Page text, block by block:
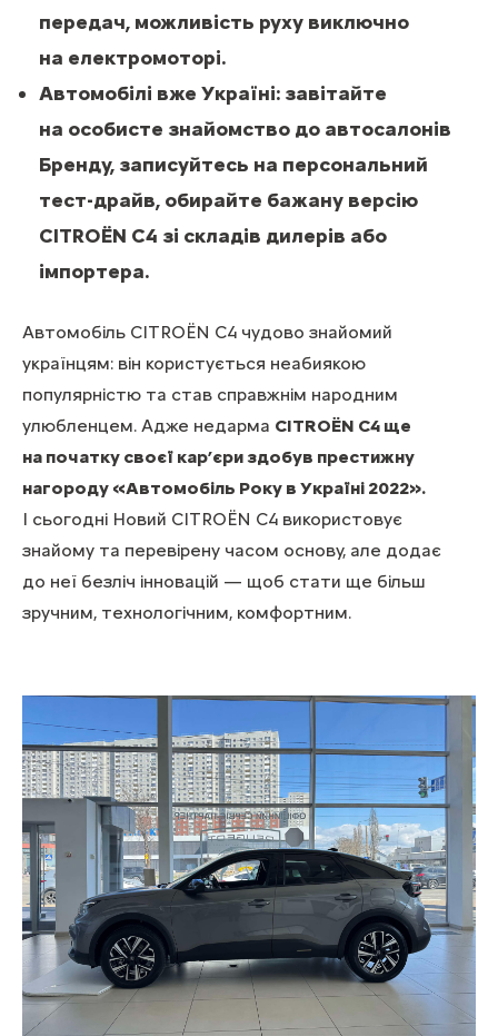
передач, можливість руху виключно
на електромоторі.
Автомобілі вже Україні: завітайте
на особисте знайомство до автосалонів
Бренду, записуйтесь на персональний
тест-драйв, обирайте бажану версію
CITROЁN С4 зі складів дилерів або
імпортера.
Автомобіль CITROЁN С4 чудово знайомий
українцям: він користується неабиякою
популярністю та став справжнім народним
улюбленцем. Адже недарма CITROЁN С4 ще
на початку своєї кар’єри здобув престижну
нагороду «Автомобіль Року в Україні 2022».
І сьогодні Новий CITROЁN С4 використовує
знайому та перевірену часом основу, але додає
до неї безліч інновацій — щоб стати ще більш
зручним, технологічним, комфортним.